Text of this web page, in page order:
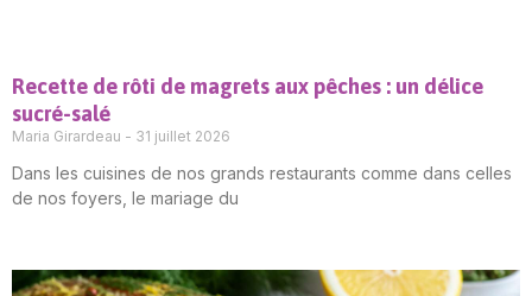
Recette de rôti de magrets aux pêches : un délice
sucré-salé
Maria Girardeau 31 juillet 2026
Dans les cuisines de nos grands restaurants comme dans celles
de nos foyers, le mariage du